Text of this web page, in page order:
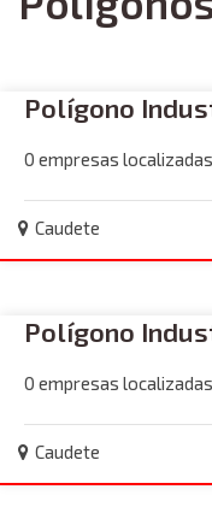
Polígono
0 empresas localizadas
Caudete
Polígono
0 empresas localizadas
Caudete